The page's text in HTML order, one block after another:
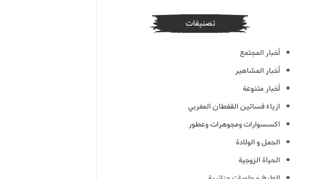
تصنيفات
أخبار المجتمع
أخبار المشاهير
أخبار متنوعة
ازياء فساتين القفطان المغربي
اكسسوارات ومجوهرات وعطور
الحمل و الولادة
الحياة الزوجية